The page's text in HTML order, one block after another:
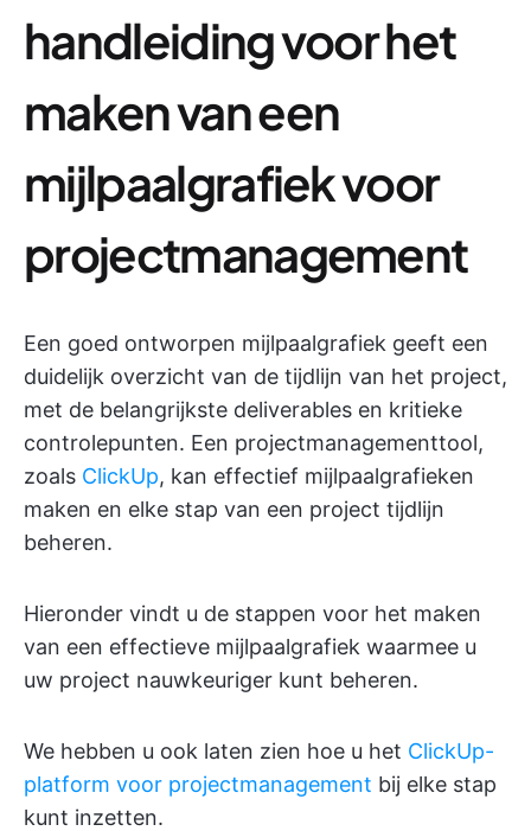
handleiding voor het
maken van een
mijlpaalgrafiek voor
projectmanagement
Een goed ontworpen mijlpaalgrafiek geeft een
duidelijk overzicht van de tijdlijn van het project,
met de belangrijkste deliverables en kritieke
controlepunten. Een projectmanagementtool,
zoals ClickUp, kan effectief mijlpaalgrafieken
maken en elke stap van een project tijdlijn
beheren.
Hieronder vindt u de stappen voor het maken
van een effectieve mijlpaalgrafiek waarmee u
uw project nauwkeuriger kunt beheren.
We hebben u ook laten zien hoe u het ClickUp-
platform voor projectmanagement bij elke stap
kunt inzetten.